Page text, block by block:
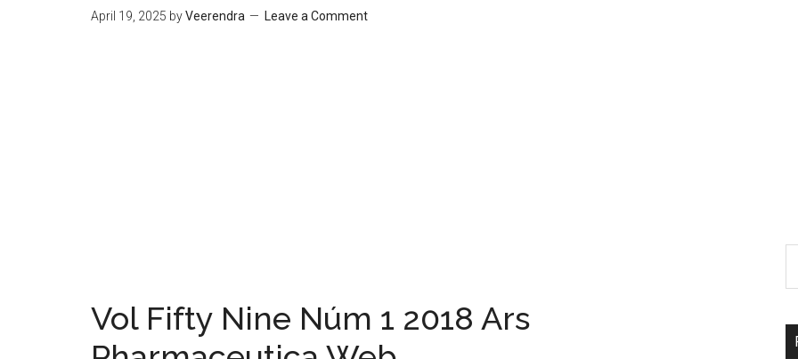
April 19, 2025 byVeerendra Leave a Comment
Vol Fifty Nine Núm 1 2018 Ars